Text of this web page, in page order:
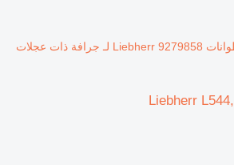
رأس مجموعة الأسطوانات Liebherr 9279858 لـ جرافة ذات عجلات